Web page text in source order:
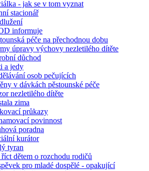
- jak se v tom vyznat
stacionář
informuje
péče na přechodnou dobu
úpravy výchovy nezletilého dítěte
důchod
a jedy
osob pečujících
v dávkách pěstounské péče
nezletilého dítěte
zima
průkazy
povinnost
poradna
kurátor
tyran
říct dětem o rozchodu rodičů
pro mladé dospělé - opakující